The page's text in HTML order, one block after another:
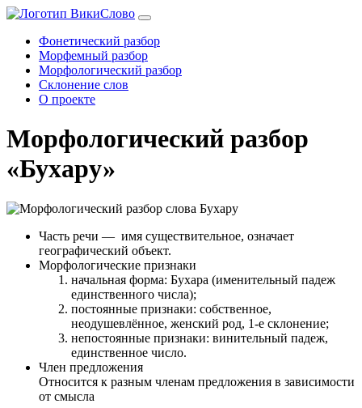
Фонетический разбор
Морфемный разбор
Морфологический разбор
Склонение слов
О проекте
Морфологический разбор
«Бухару»
Часть речи — имя существительное, означает
географический объект.
Морфологические признаки
начальная форма: Бухара (именительный падеж
единственного числа);
постоянные признаки: собственное,
неодушевлённое, женский род, 1-е склонение;
непостоянные признаки: винительный падеж,
единственное число.
Член предложения
Относится к разным членам предложения в зависимости
от смысла